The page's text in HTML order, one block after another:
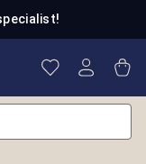
Je hebt 0